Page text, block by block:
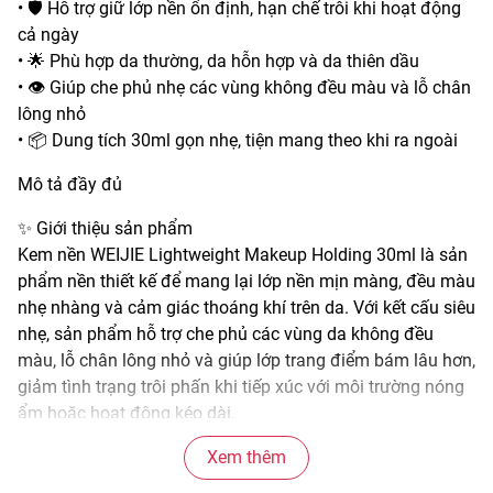
• 🛡️ Hỗ trợ giữ lớp nền ổn định, hạn chế trôi khi hoạt động
cả ngày
• 🌟 Phù hợp da thường, da hỗn hợp và da thiên dầu
• 👁️ Giúp che phủ nhẹ các vùng không đều màu và lỗ chân
lông nhỏ
• 📦 Dung tích 30ml gọn nhẹ, tiện mang theo khi ra ngoài
Mô tả đầy đủ
✨ Giới thiệu sản phẩm
Kem nền WEIJIE Lightweight Makeup Holding 30ml là sản
phẩm nền thiết kế để mang lại lớp nền mịn màng, đều màu
nhẹ nhàng và cảm giác thoáng khí trên da. Với kết cấu siêu
nhẹ, sản phẩm hỗ trợ che phủ các vùng da không đều
màu, lỗ chân lông nhỏ và giúp lớp trang điểm bám lâu hơn,
giảm tình trạng trôi phấn khi tiếp xúc với môi trường nóng
ẩm hoặc hoạt động kéo dài.
• Kết cấu nhẹ, mỏng mịn, thấm nhanh và tiệp vào da tự
Xem thêm